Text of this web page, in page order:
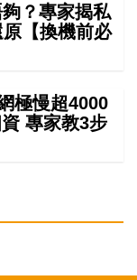
？專家揭私
【換機前必
極慢超4000
專家教3步